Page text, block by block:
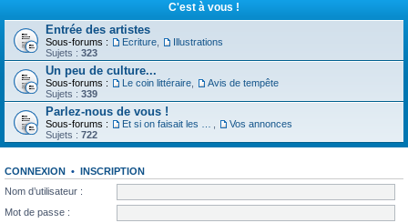
C'est à vous !
Entrée des artistes
Sous-forums : Ecriture
Illustrations
Sujets : 323
Un peu de culture...
Sous-forums : Le coin littéraire
Avis de tempête
Sujets : 339
Parlez-nous de vous !
Sous-forums :
Vos annonces
Sujets : 722
CONNEXION • INSCRIPTION
Nom d’utilisateur :
Mot de passe :